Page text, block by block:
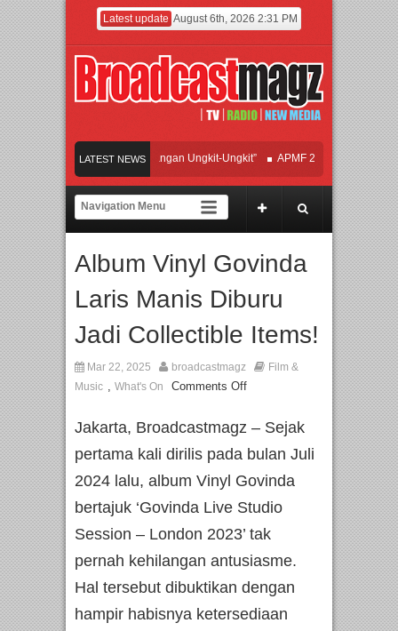
Latest update August 6th, 2026 2:31 PM
LATEST NEWS
Hipdut Modern “Jangan Ungkit-Ungkit” APMF 2026 Dorong Industri
Perpaduan Warisan Dan Semangat Lokal, BIRKENSTOCK INDONESIA
Orchestra Presents The Beatles & Queen – feat. Marcello Tahitoe dan Sandhy
Album Vinyl Govinda
Laris Manis Diburu
Jadi Collectible Items!
Mar 22, 2025 broadcastmagz
Film &
Music , What's On Comments Off
Jakarta, Broadcastmagz – Sejak
pertama kali dirilis pada bulan Juli
2024 lalu, album Vinyl Govinda
bertajuk ‘Govinda Live Studio
Session – London 2023’ tak
pernah kehilangan antusiasme.
Hal tersebut dibuktikan dengan
hampir habisnya ketersediaan